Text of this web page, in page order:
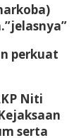
perkuat
Niti
serta